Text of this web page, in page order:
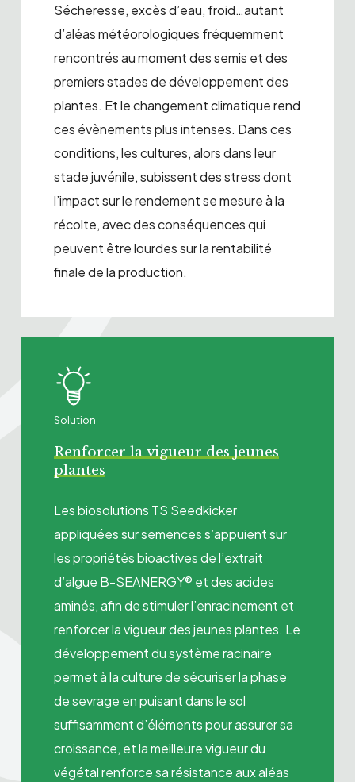
Sécheresse, excès d’eau, froid…autant
d’aléas météorologiques fréquemment
rencontrés au moment des semis et des
premiers stades de développement des
plantes. Et le changement climatique rend
ces évènements plus intenses. Dans ces
conditions, les cultures, alors dans leur
stade juvénile, subissent des stress dont
l’impact sur le rendement se mesure à la
récolte, avec des conséquences qui
peuvent être lourdes sur la rentabilité
finale de la production.
Solution
Renforcer la vigueur des jeunes
plantes
Les biosolutions TS Seedkicker
appliquées sur semences s’appuient sur
les propriétés bioactives de l’extrait
d’algue B-SEANERGY® et des acides
aminés, afin de stimuler l’enracinement et
renforcer la vigueur des jeunes plantes. Le
développement du système racinaire
permet à la culture de sécuriser la phase
de sevrage en puisant dans le sol
suffisamment d’éléments pour assurer sa
croissance, et la meilleure vigueur du
végétal renforce sa résistance aux aléas